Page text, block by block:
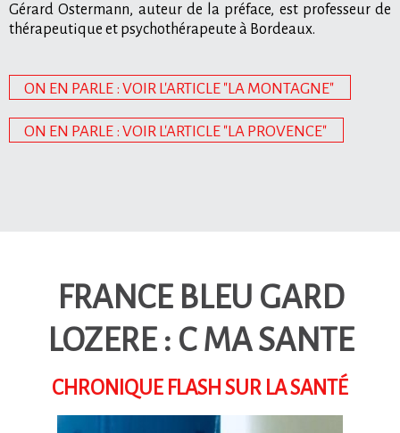
Gérard Ostermann, auteur de la préface, est professeur de
thérapeutique et psychothérapeute à Bordeaux.
ON EN PARLE : VOIR L'ARTICLE "LA MONTAGNE"
ON EN PARLE : VOIR L'ARTICLE "LA PROVENCE"
FRANCE BLEU GARD
LOZERE : C MA SANTE
CHRONIQUE FLASH SUR LA SANTÉ